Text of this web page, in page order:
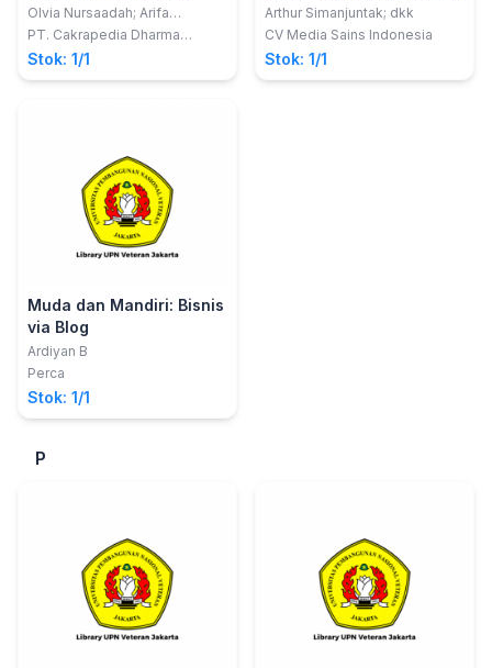
Digital
Olvia Nursaadah; Arifa
Nurazizah
PT. Cakrapedia Dharma
Nusantara
Stok: 1/1
KEWIRAUSAHAAN
Arthur Simanjuntak; dkk
CV Media Sains Indonesia
Stok: 1/1
Muda dan Mandiri: Bisnis
via Blog
Ardiyan B
Perca
Stok: 1/1
P